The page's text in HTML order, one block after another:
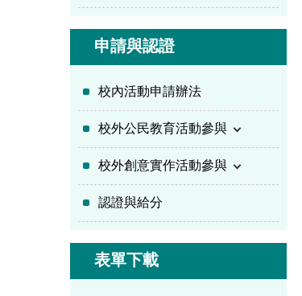
申請與認證
校內活動申請辦法
校外公民教育活動參與
校外創意實作活動參與
認證與給分
表單下載